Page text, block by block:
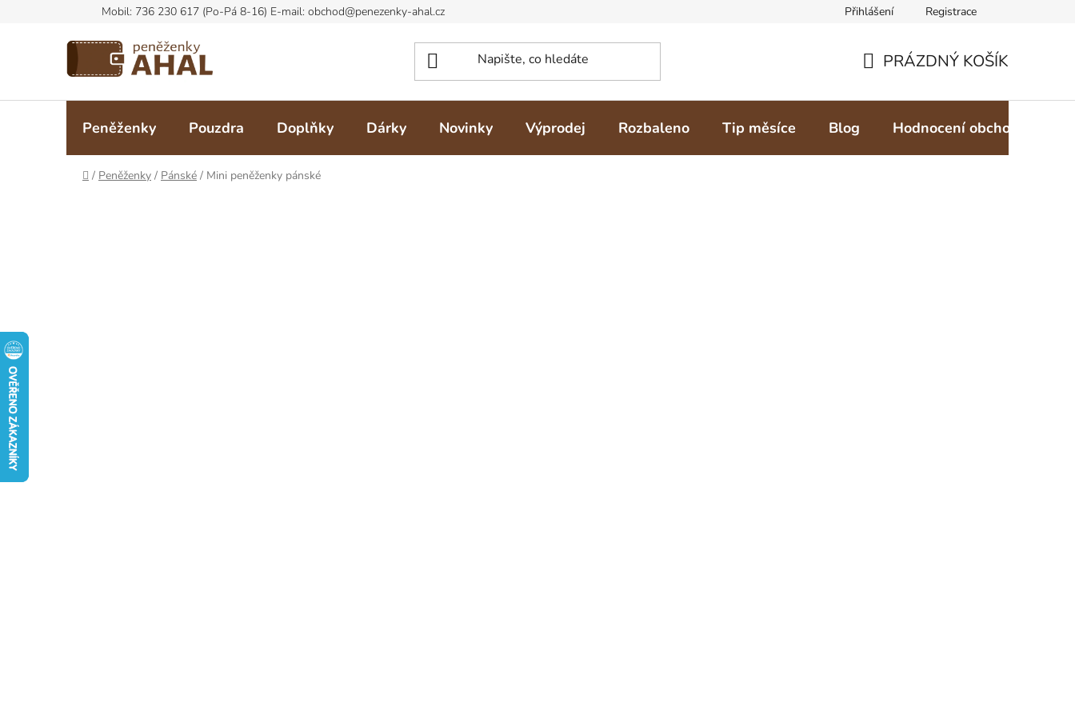
Přihlášení Registrace
KOŠÍK
PRÁZDNÝ KOŠÍK
Peněženky Pouzdra Doplňky Dárky Novinky Výprodej Rozbaleno Tip měsíce Blog Hodnocení obchodu
Domů
/ Peněženky / Pánské / Mini peněženky pánské